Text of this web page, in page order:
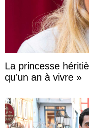
La princesse
qu’un an à vivre »